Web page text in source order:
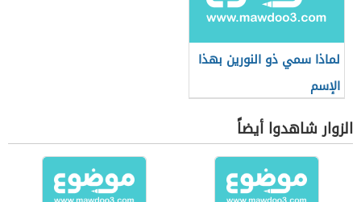
لماذا سمي ذو النورين بهذا
الإسم
الزوار شاهدوا أيضاً